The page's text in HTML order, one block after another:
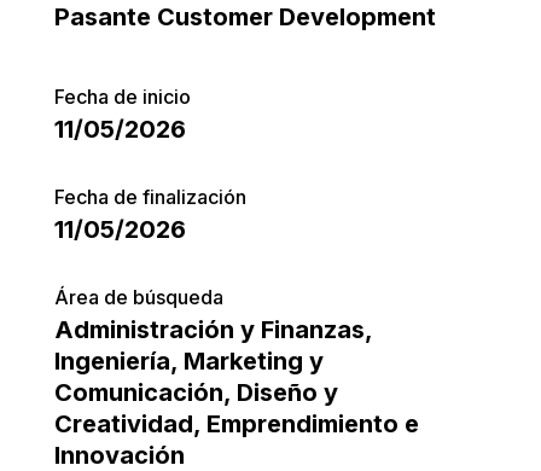
Pasante Customer Development
Fecha de inicio
11/05/2026
Fecha de finalización
11/05/2026
Área de búsqueda
Administración y Finanzas,
Ingeniería, Marketing y
Comunicación, Diseño y
Creatividad, Emprendimiento e
Innovación